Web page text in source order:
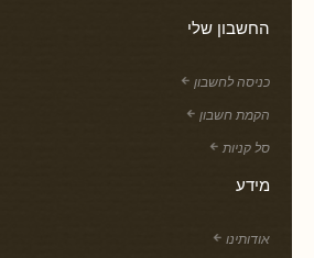
החשבון שלי
כניסה לחשבון
הקמת חשבון
סל קניות
מידע
אודותינו